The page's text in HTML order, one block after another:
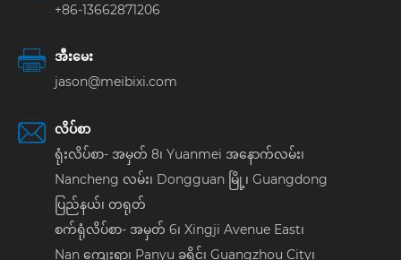
+86-13662871206
အီးမေး
jason@meibixi.com
လိပ်စာ
ရုံးလိပ်စာ- အမှတ် 8၊ Yuanmei အနောက်လမ်း၊
Nancheng လမ်း၊ Dongguan မြို့၊ Guangdong
ပြည်နယ်၊ တရုတ်
စက်ရုံလိပ်စာ- အမှတ် 6၊ Xingji Avenue East၊
Nan ကျေးရွာ၊ Panyu ခရိုင်၊ Guangzhou City၊